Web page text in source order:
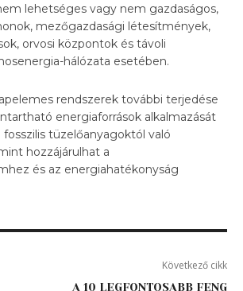
lehetséges vagy nem gazdaságos,
mezőgazdasági létesítmények,
orvosi központok és távoli
hálózata esetében.
rendszerek további terjedése
energiaforrások alkalmazását
tüzelőanyagoktól való
hozzájárulhat a
és az energiahatékonyság
Következő cikk
A 10 LEGFONTOSABB FENG